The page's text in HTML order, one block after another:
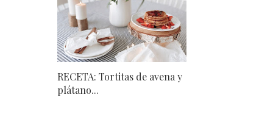
RECETA: Tortitas de avena y
plátano...